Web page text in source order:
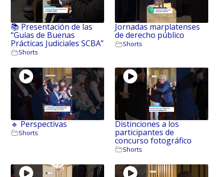
📚 Presentación de las
“Guías de Buenas
Prácticas Judiciales SCBA”
Shorts
Jornadas marplatenses
de derecho público
Shorts
🔹 Perspectivas
Shorts
Distinciones a los
participantes de
concurso fotográfico
Shorts